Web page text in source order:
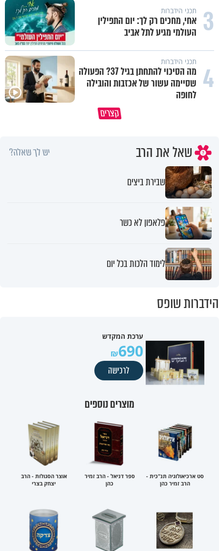
3 תכני הידברות
אחי, מחכים רק לך: יום התפילין
העולמי מגיע לתל אביב
4 תכני הידברות
מה הסיכוי להתחתן בגיל 37? הפעולה
שסיימה עשור של אכזבות והובילה
לחופה
קצריםתשתמש באהבה של השם לטובתך
פותחים פתח קטן - ומקבלים
שאל את הרב יש לך שאלה?
שבירת ביצים
פלאפון לא כשר
לימוד הלכות בכל יום
הידברות שופס
ערכת המקדש
690
לרכישה
מוצרים נוספים
סט ארכיאולוגיה תנ"כית -
הרב זמיר כהן
ספר דניאל - הרב זמיר
כהן
אוצר הסגולות - הרב
יצחק בצרי